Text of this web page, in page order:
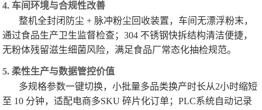
4. 车间环境与合规性改善
整机全封闭防尘 + 脉冲粉尘回收装置，车间无漂浮粉末，
通过食品生产卫生监督检查；304 不锈钢快拆结构清洁便捷，
无粉体残留滋生细菌风险，满足食品厂常态化抽检规范。
5. 柔性生产与数据管控价值
多规格参数一键切换，小批量多品类换产时长从2小时缩短
至 10 分钟，适配电商多SKU 碎片化订单；PLC系统自动记录